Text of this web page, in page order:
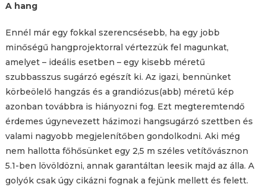
A hang
Ennél már egy fokkal szerencsésebb, ha egy jobb
minőségű hangprojektorral vértezzük fel magunkat,
amelyet – ideális esetben – egy kisebb méretű
szubbasszus sugárzó egészít ki. Az igazi, bennünket
körbeölelő hangzás és a grandiózus(abb) méretű kép
azonban továbbra is hiányozni fog. Ezt megteremtendő
érdemes úgynevezett házimozi hangsugárzó szettben és
valami nagyobb megjelenítőben gondolkodni. Aki még
nem hallotta főhősünket egy 2,5 m széles vetítővásznon
5.1-ben lövöldözni, annak garantáltan leesik majd az álla. A
golyók csak úgy cikázni fognak a fejünk mellett és felett.